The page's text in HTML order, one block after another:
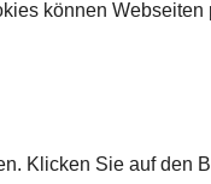
können
Klicken Sie auf den